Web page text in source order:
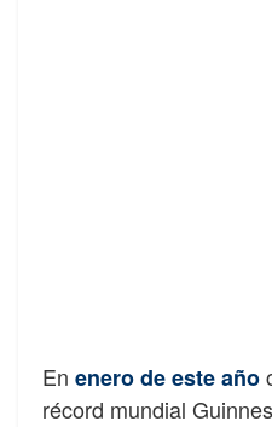
En enero de este año
récord mundial